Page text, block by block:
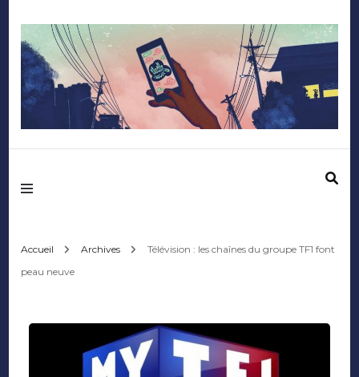
Mediafactory – Le
d'Audencia
Accueil Archives
Télévision : les chaînes du groupe TF1 font
peau neuve